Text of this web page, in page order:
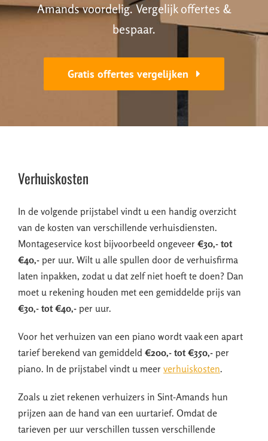
Amands voordelig. Vergelijk offertes &
bespaar.
Gratis offertes vergelijken
Verhuiskosten
In de volgende prijstabel vindt u een handig overzicht
van de kosten van verschillende verhuisdiensten.
Montageservice kost bijvoorbeeld ongeveer €30,- tot
€40,- per uur. Wilt u alle spullen door de verhuisfirma
laten inpakken, zodat u dat zelf niet hoeft te doen? Dan
moet u rekening houden met een gemiddelde prijs van
€30,- tot €40,- per uur.
Voor het verhuizen van een piano wordt vaak een apart
tarief berekend van gemiddeld €200,- tot €350,- per
piano. In de prijstabel vindt u meer verhuiskosten.
Zoals u ziet rekenen verhuizers in Sint-Amands hun
prijzen aan de hand van een uurtarief. Omdat de
tarieven per uur verschillen tussen verschillende